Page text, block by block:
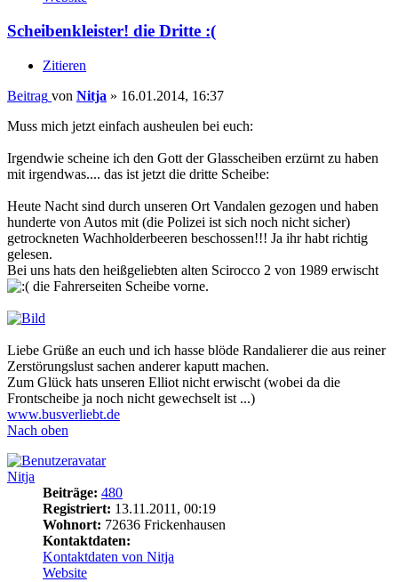
Scheibenkleister! die Dritte :(
Zitieren
Beitrag von Nitja » 16.01.2014, 16:37
Muss mich jetzt einfach ausheulen bei euch:
Irgendwie scheine ich den Gott der Glasscheiben erzürnt zu haben
mit irgendwas.... das ist jetzt die dritte Scheibe:
Heute Nacht sind durch unseren Ort Vandalen gezogen und haben
hunderte von Autos mit (die Polizei ist sich noch nicht sicher)
getrockneten Wachholderbeeren beschossen!!! Ja ihr habt richtig
gelesen.
Bei uns hats den heißgeliebten alten Scirocco 2 von 1989 erwischt
die Fahrerseiten Scheibe vorne.
Liebe Grüße an euch und ich hasse blöde Randalierer die aus reiner
Zerstörungslust sachen anderer kaputt machen.
Zum Glück hats unseren Elliot nicht erwischt (wobei da die
Frontscheibe ja noch nicht gewechselt ist ...)
www.busverliebt.de
Nach oben
Nitja
Beiträge: 480
Registriert: 13.11.2011, 00:19
Wohnort: 72636 Frickenhausen
Kontaktdaten:
Kontaktdaten von Nitja
Website